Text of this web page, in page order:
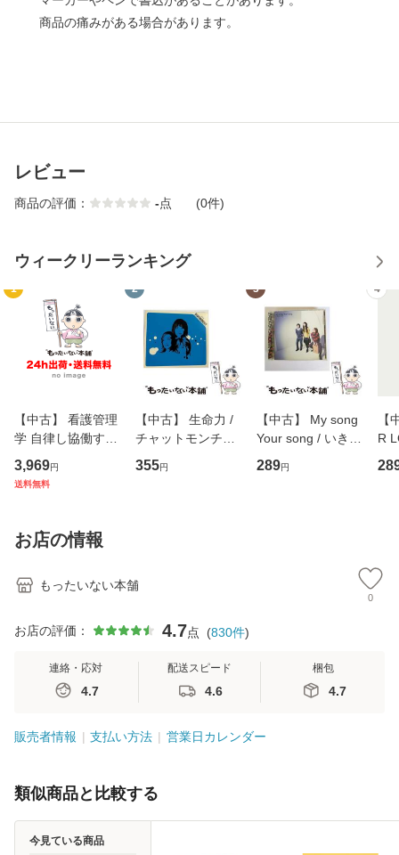
商品の痛みがある場合があります。
レビュー
商品の評価： -点 (0件)
ウィークリーランキング
1
【中古】 看護管理
学 自律し協働する
専門職の看護マネ
ジメントスキル 改
恵 藤本幸三 / 南江
堂 [単行
3,969円
送料無料
2
【中古】 生命力 /
チャットモンチー /
キューンレコード
[CD]【メール便送
355円
3
【中古】 My song
Your song / いきも
のがかり / [CD]
【メール便送料無
289円
4
【
R
産
お店の情報
もったいない本舗
0
お店の評価： 4.7点 (830件)
連絡・応対
4.7
配送スピード
4.6
梱包
4.7
販売者情報 支払い方法 営業日カレンダー
類似商品と比較する
今見ている商品